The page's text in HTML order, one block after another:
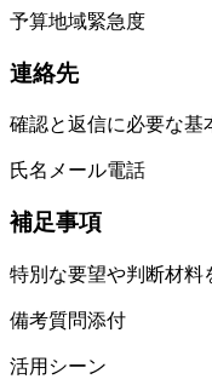
予算地域緊急度
連絡先
確認と返信に必要な基
氏名 メール電話
補足事項
特別な要望や判断材料
備考質問添付
活用シーン